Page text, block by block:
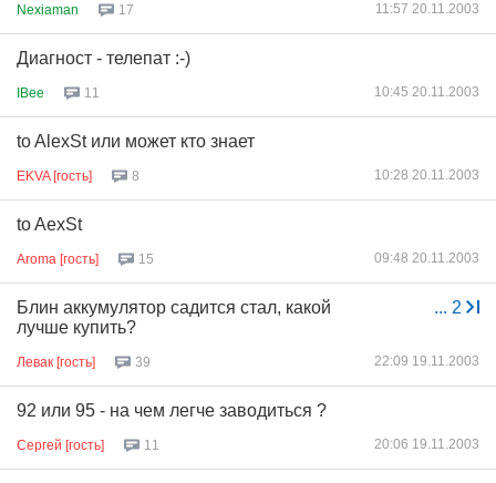
Nexiaman 17 11:57 20.11.2003
Диагност - телепат :-)
IBee 11 10:45 20.11.2003
to AlexSt или может кто знает
EKVA [гость] 8 10:28 20.11.2003
to AexSt
Aroma [гость] 15 09:48 20.11.2003
... 2
Блин аккумулятор садится стал, какой
лучше купить?
Левак [гость] 39 22:09 19.11.2003
92 или 95 - на чем легче заводиться ?
Сергей [гость] 11 20:06 19.11.2003